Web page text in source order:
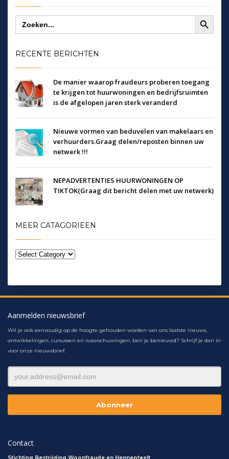
Zoek
naar:
Zoekknop
RECENTE BERICHTEN
De manier waarop fraudeurs proberen toegang
te krijgen tot huurwoningen en bedrijfsruimten
is de afgelopen jaren sterk veranderd
Nieuwe vormen van beduvelen van makelaars en
verhuurders.Graag delen/reposten binnen uw
netwerk !!!
NEPADVERTENTIES HUURWONINGEN OP
TIKTOK(Graag dit bericht delen met uw netwerk)
MEER CATAGORIEEN
Aanmelden nieuwsbrief
Wil je ook eenvoudig op de hoogte gehouden worden van ons laatste nieuws,
ontwikkelingen, cursussen en waarschuwingen, ben je benieuwd? Schrijf je dan in
voor onze nieuwsbrief.
Contact
Stichting Bestrijding Woonfraude en Hennepteelt